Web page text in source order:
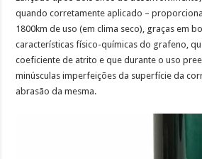
quando corretamente aplicado –
1800km de uso (em clima seco), graças em
características físico-químicas do grafeno,
coeficiente de atrito e que durante o uso
minúsculas imperfeições da superfície da
abrasão da mesma.